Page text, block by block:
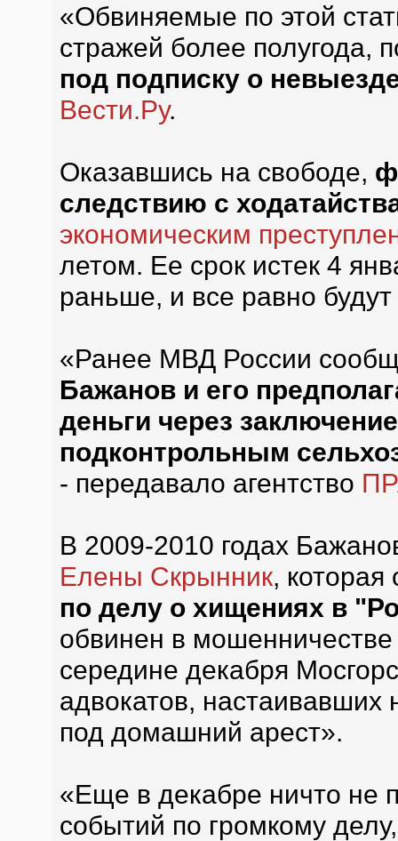
«Обвиняемые по этой
стражей более полугода,
под подписку о
Вести.Ру.
Оказавшись на свободе,
следствию с
экономическим
летом. Ее срок истек 4
раньше, и все равно
«Ранее МВД России
Бажанов и его
деньги через
подконтрольным
- передавало агентство
В 2009-2010 годах
Елены Скрынник, которая
по делу о хищениях в
обвинен в
середине декабря
адвокатов, настаивавших
под домашний арест».
«Еще в декабре ничто не
событий по громкому